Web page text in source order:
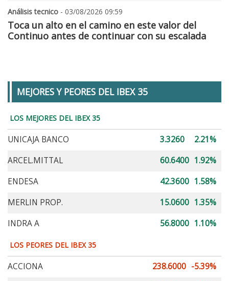
Análisis tecnico - 03/08/2026 09:59
Toca un alto en el camino en este valor del
Continuo antes de continuar con su escalada
MEJORES Y PEORES DEL IBEX 35
LOS MEJORES DEL IBEX 35
UNICAJA BANCO 3.3260
2.21%
ARCEL.MITTAL
60.6400 1.92%
ENDESA
42.3600 1.58%
MERLIN PROP.
15.0600 1.35%
INDRA A
56.8000 1.10%
LOS PEORES DEL IBEX 35
ACCIONA 238.6000 -5.39%